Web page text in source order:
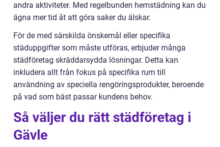
andra aktiviteter. Med regelbunden hemstädning kan du
ägna mer tid åt att göra saker du älskar.
För de med särskilda önskemål eller specifika
städuppgifter som måste utföras, erbjuder många
städföretag skräddarsydda lösningar. Detta kan
inkludera allt från fokus på specifika rum till
användning av speciella rengöringsprodukter, beroende
på vad som bäst passar kundens behov.
Så väljer du rätt städföretag i
Gävle